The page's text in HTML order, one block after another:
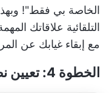
الخاصة بي فقط"!
التلقائية علاقاتك
مع إبقاء غيابك عن
الخطوة 4: تعيين نطاق زمني